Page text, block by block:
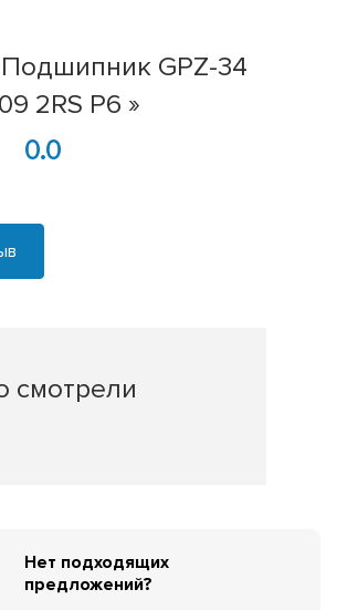
GPZ-34
2RS P6 »
0.0
смотрели
Нет подходящих
предложений?